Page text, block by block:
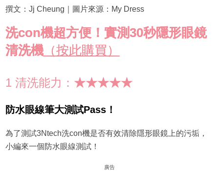
撰文：Jj Cheung｜圖片來源：My Dress
洗con機超方便！實測30秒隱形眼鏡
清洗機（按此購買）
1 清洗能力： ★★★★★
防水眼線筆大測試Pass！
為了測試3Ntech洗con機是否有效清除隱形眼鏡上的污垢，
小編來一個防水眼線測試！
廣告